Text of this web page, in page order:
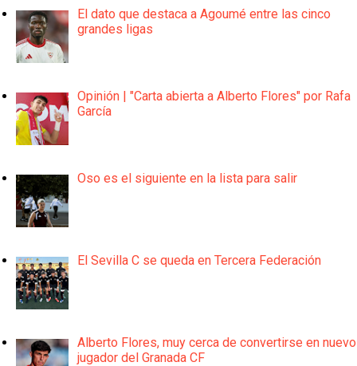
El dato que destaca a Agoumé entre las cinco
grandes ligas
Opinión | "Carta abierta a Alberto Flores" por Rafa
García
Oso es el siguiente en la lista para salir
El Sevilla C se queda en Tercera Federación
Alberto Flores, muy cerca de convertirse en nuevo
jugador del Granada CF